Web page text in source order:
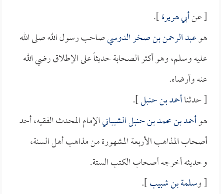
[ عنأبي هريرة].
هوعبد الرحمن بن صخر الدوسيصاحب رسول الله صلى الله
عليه وسلم، وهو أكثر الصحابة حديثاً على الإطلاق رضي الله
عنه وأرضاه.
[ حدثناأحمد بن حنبل].
هوأحمد بن محمد بن حنبل الشيبانيالإمام المحدث الفقيه، أحد
أصحاب المذاهب الأربعة المشهورة من مذاهب أهل السنة،
وحديثه أخرجه أصحاب الكتب الستة.
[ وسلمة بن شبيب].